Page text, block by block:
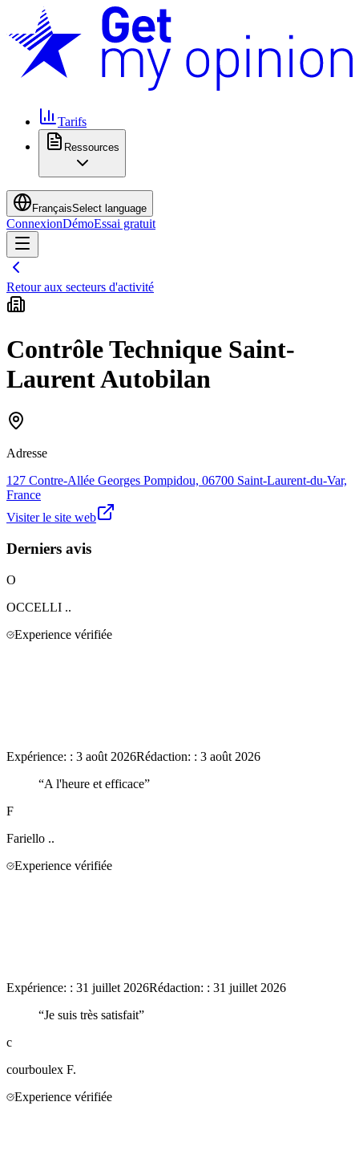
Tarifs
Ressources
FrançaisSelect language
ConnexionDémoEssai gratuit
Retour aux secteurs d'activité
Contrôle Technique Saint-
Laurent Autobilan
Adresse
127 Contre-Allée Georges Pompidou, 06700 Saint-Laurent-du-Var,
France
Visiter le site web
Derniers avis
O
OCCELLI ..
Experience vérifiée
Expérience: : 3 août 2026Rédaction: : 3 août 2026
“A l'heure et efficace”
F
Fariello ..
Experience vérifiée
Expérience: : 31 juillet 2026Rédaction: : 31 juillet 2026
“Je suis très satisfait”
c
courboulex F.
Experience vérifiée